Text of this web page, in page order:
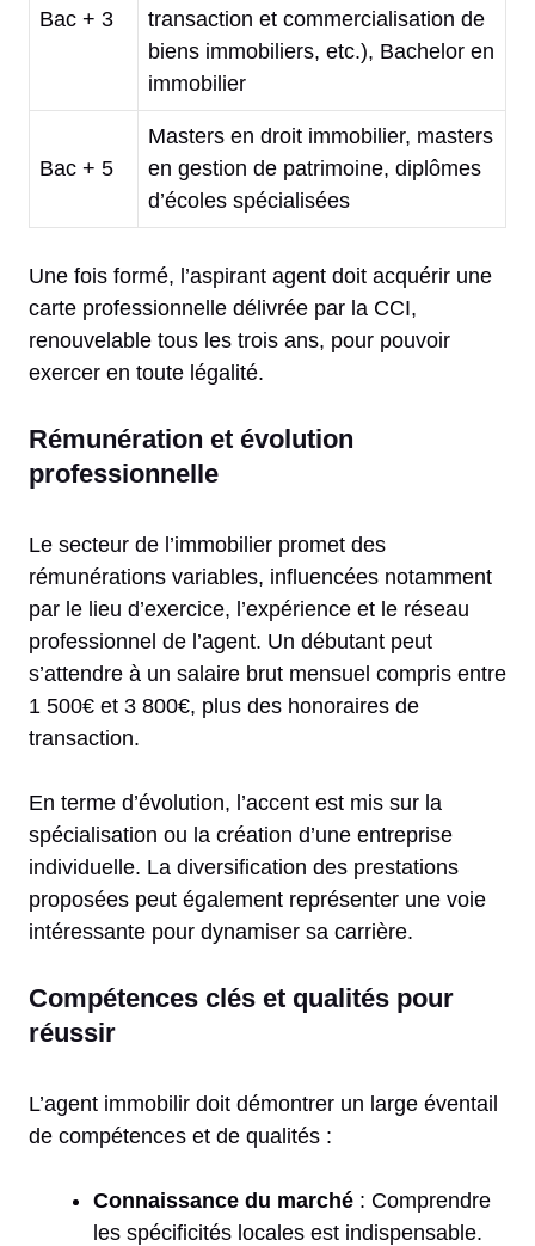
Bac + 3
transaction et commercialisation de
biens immobiliers, etc.), Bachelor en
immobilier
Bac + 5
Masters en droit immobilier, masters
en gestion de patrimoine, diplômes
d’écoles spécialisées
Une fois formé, l’aspirant agent doit acquérir une
carte professionnelle délivrée par la CCI,
renouvelable tous les trois ans, pour pouvoir
exercer en toute légalité.
Rémunération et évolution
professionnelle
Le secteur de l’immobilier promet des
rémunérations variables, influencées notamment
par le lieu d’exercice, l’expérience et le réseau
professionnel de l’agent. Un débutant peut
s’attendre à un salaire brut mensuel compris entre
1 500€ et 3 800€, plus des honoraires de
transaction.
En terme d’évolution, l’accent est mis sur la
spécialisation ou la création d’une entreprise
individuelle. La diversification des prestations
proposées peut également représenter une voie
intéressante pour dynamiser sa carrière.
Compétences clés et qualités pour
réussir
L’agent immobilir doit démontrer un large éventail
de compétences et de qualités :
Connaissance du marché : Comprendre
les spécificités locales est indispensable.